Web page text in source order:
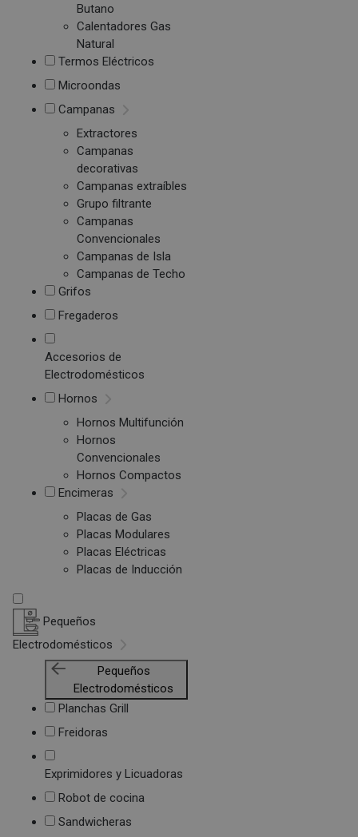
Butano
Calentadores Gas
Natural
Termos Eléctricos
Microondas
Campanas
Extractores
Campanas
decorativas
Campanas extraíbles
Grupo filtrante
Campanas
Convencionales
Campanas de Isla
Campanas de Techo
Grifos
Fregaderos
Accesorios de
Electrodomésticos
Hornos
Hornos Multifunción
Hornos
Convencionales
Hornos Compactos
Encimeras
Placas de Gas
Placas Modulares
Placas Eléctricas
Placas de Inducción
Pequeños
Electrodomésticos
Pequeños
Electrodomésticos
Planchas Grill
Freidoras
Exprimidores y Licuadoras
Robot de cocina
Sandwicheras